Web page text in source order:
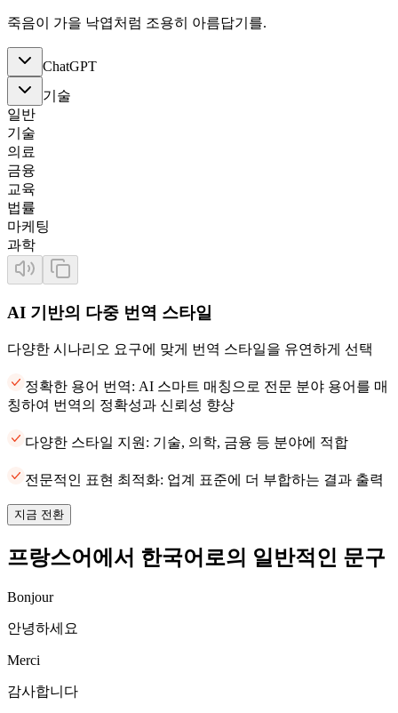
죽음이 가을 낙엽처럼 조용히 아름답기를.
ChatGPT
기술
일반
기술
의료
금융
교육
법률
마케팅
과학
AI 기반의 다중 번역 스타일
다양한 시나리오 요구에 맞게 번역 스타일을 유연하게 선택
정확한 용어 번역: AI 스마트 매칭으로 전문 분야 용어를 매
칭하여 번역의 정확성과 신뢰성 향상
다양한 스타일 지원: 기술, 의학, 금융 등 분야에 적합
전문적인 표현 최적화: 업계 표준에 더 부합하는 결과 출력
지금 전환
프랑스어에서 한국어로의 일반적인 문구
Bonjour
안녕하세요
Merci
감사합니다